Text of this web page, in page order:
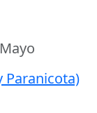
Paranicota)